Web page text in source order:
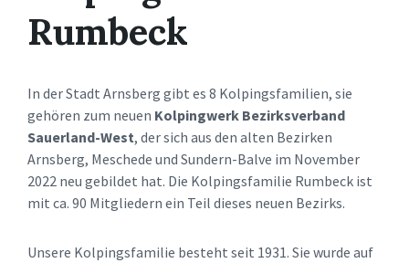
Rumbeck
In der Stadt Arnsberg gibt es 8 Kolpingsfamilien, sie
gehören zum neuen Kolpingwerk Bezirksverband
Sauerland-West, der sich aus den alten Bezirken
Arnsberg, Meschede und Sundern-Balve im November
2022 neu gebildet hat. Die Kolpingsfamilie Rumbeck ist
mit ca. 90 Mitgliedern ein Teil dieses neuen Bezirks.
Unsere Kolpingsfamilie besteht seit 1931. Sie wurde auf